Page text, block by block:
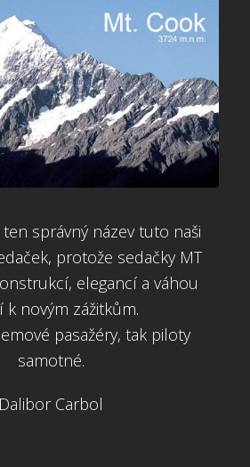
správný název tuto naši
protože sedačky MT
elegancí a váhou
k novým zážitkům.
pasažéry, tak piloty
samotné.
Dalibor Carbol